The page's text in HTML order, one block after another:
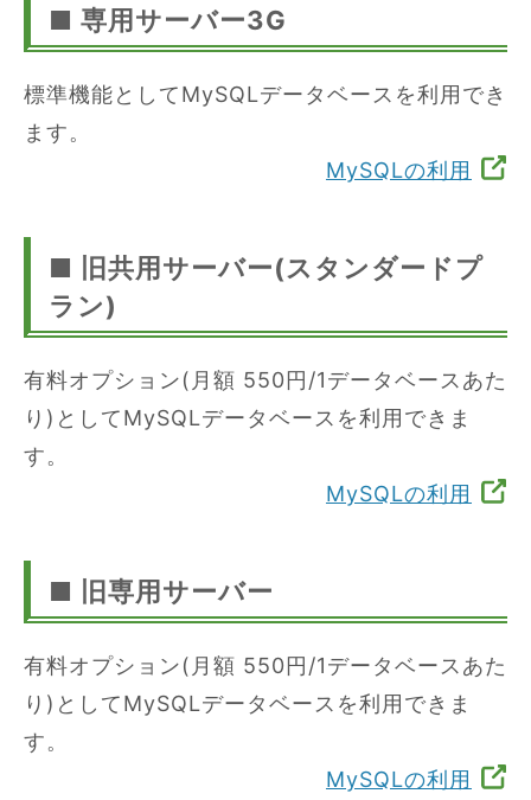
■ 専用サーバー3G
標準機能としてMySQLデータベースを利用でき
ます。
MySQLの利用
■ 旧共用サーバー(スタンダードプ
ラン)
有料オプション(月額 550円/1データベースあた
り)としてMySQLデータベースを利用できま
す。
MySQLの利用
■ 旧専用サーバー
有料オプション(月額 550円/1データベースあた
り)としてMySQLデータベースを利用できま
す。
MySQLの利用